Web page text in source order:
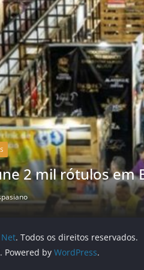
ao Vietnã
Vespasiano
. Todos os direitos reservados.
Powered by WordPress.